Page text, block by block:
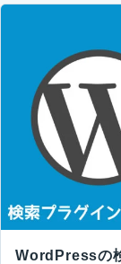
WordPressの